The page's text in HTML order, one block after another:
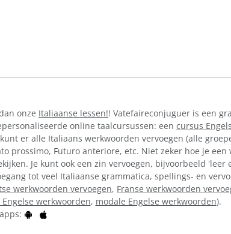
onze Italiaanse lessen!! Vatefaireconjuguer is een
online taalcursussen: een cursus
er alle Italiaans werkwoorden vervoegen (alle
prossimo, Futuro anteriore, etc. Niet zeker hoe je een
Je kunt ook een zin vervoegen, bijvoorbeeld 'leer
tot veel Italiaanse grammatica, spellings- en
werkwoorden vervoegen, Franse werkwoorden
werkwoorden, modale Engelse werkwoorden).